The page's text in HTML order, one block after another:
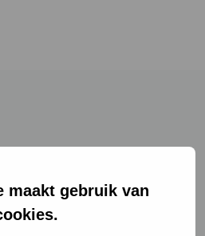
maakt gebruik van